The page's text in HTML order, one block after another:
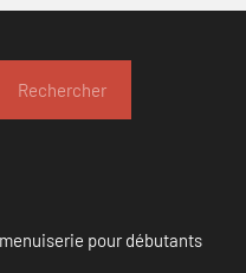
Rechercher
pour débutants